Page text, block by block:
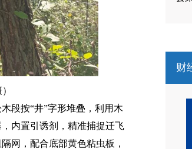
段按“井”字形堆叠，利用木
内置引诱剂，精准捕捉迁飞
网，配合底部黄色粘虫板，